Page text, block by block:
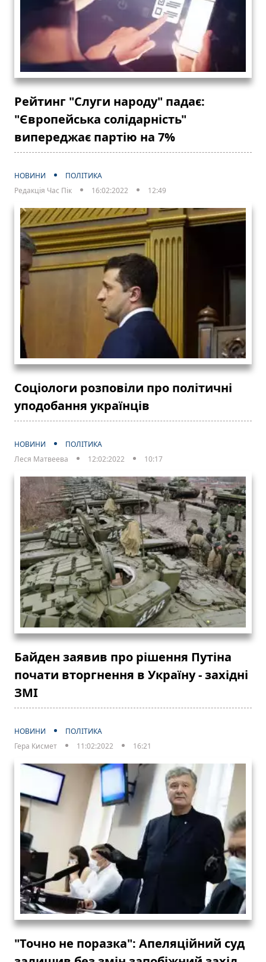
Рейтинг "Слуги народу" падає:
"Європейська солідарність"
випереджає партію на 7%
НОВИНИ
ПОЛІТИКА
Редакція Час Пік
16:02:2022 12:49
Соціологи розповіли про політичні
уподобання українців
НОВИНИ
ПОЛІТИКА
Леся Матвеева
12:02:2022 10:17
Байден заявив про рішення Путіна
почати вторгнення в Україну - західні
ЗМІ
НОВИНИ
ПОЛІТИКА
Гера Кисмет
11:02:2022 16:21
"Точно не поразка": Апеляційний суд